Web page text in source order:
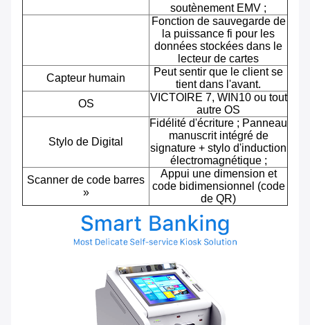
soutènement EMV ;
Fonction de sauvegarde de
la puissance fi pour les
données stockées dans le
lecteur de cartes
Capteur humain
Peut sentir que le client se
tient dans l'avant.
OS
VICTOIRE 7, WIN10 ou tout
autre OS
Stylo de Digital
Fidélité d'écriture ; Panneau
manuscrit intégré de
signature + stylo d'induction
électromagnétique ;
Scanner de code barres
»
Appui une dimension et
code bidimensionnel (code
de QR)